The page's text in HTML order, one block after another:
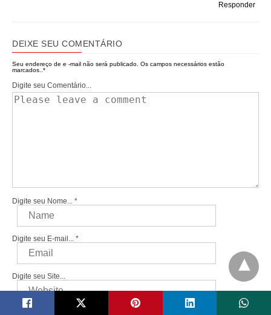
Responder
DEIXE SEU COMENTÁRIO
Seu endereço de e -mail não será publicado. Os campos necessários estão
marcados.. *
Digite seu Comentário...
Digite seu Nome... *
Digite seu E-mail... *
Digite seu Site...